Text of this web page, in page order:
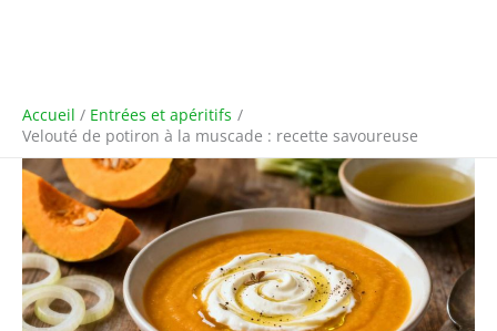
Accueil
Entrées et apéritifs
Velouté de potiron à la muscade : recette savoureuse